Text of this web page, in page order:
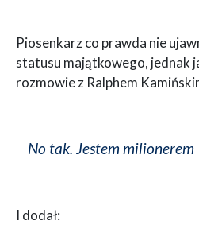
Piosenkarz co prawda nie
statusu majątkowego, jednak
rozmowie z Ralphem
No tak. Jestem milionerem
I dodał: